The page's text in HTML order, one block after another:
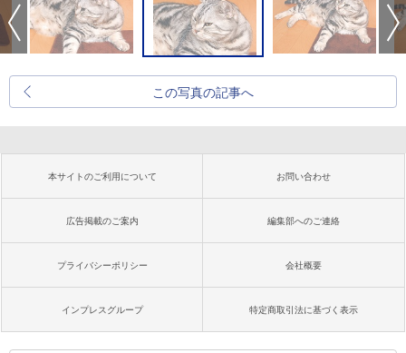
この写真の記事へ
本サイトのご利用について お問い合わせ
広告掲載のご案内 編集部へのご連絡
プライバシーポリシー 会社概要
インプレスグループ 特定商取引法に基づく表示